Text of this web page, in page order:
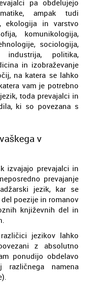
pa obdelujejo
ampak tudi
ekologija in varstvo
komunikologija,
sociologija,
industrija, politika,
in izobraževanje
na katera se lahko
vam je potrebno
toda prevajalci in
ki so povezana s
v
izvajajo prevajalci in
prevajanje
jezik, kar se
poezije in romanov
književnih del in
jezikov lahko
z absolutno
ponudijo obdelavo
namena